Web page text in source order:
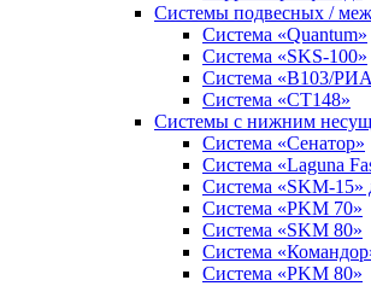
Системы подвесных /
Система «Quantum»
Система «SKS-100»
Система «B103/
Система «СТ148»
Системы с нижним
Система «Сенатор»
Система «Laguna
Система «SKM-15»
Система «PKM 70»
Система «SKM 80»
Система
Система «PKM 80»